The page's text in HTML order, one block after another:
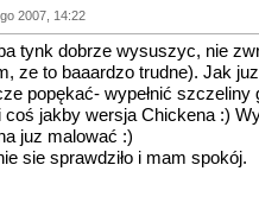
2007, 14:22
tynk dobrze wysuszyc, nie
ze to baaardzo trudne). Jak
popękać- wypełnić
coś jakby wersja Chickena :)
juz malować :)
sie sprawdziło i mam spokój.